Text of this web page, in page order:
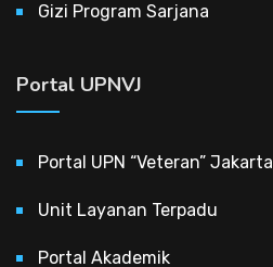
Gizi Program Sarjana
Portal UPNVJ
Portal UPN “Veteran” Jakarta
Unit Layanan Terpadu
Portal Akademik